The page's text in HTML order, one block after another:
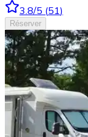
3.8/5 (51)
Réserver